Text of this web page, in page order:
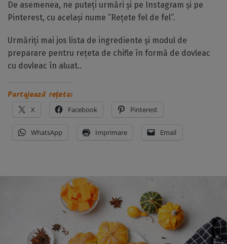
De asemenea, ne puteți urmări și pe Instagram și pe
Pinterest, cu același nume ”Rețete fel de fel”.
Urmăriți mai jos lista de ingrediente și modul de
preparare pentru rețeta de chifle în formă de dovleac
cu dovleac în aluat..
Partajează rețeta:
X Facebook Pinterest
WhatsApp Imprimare Email